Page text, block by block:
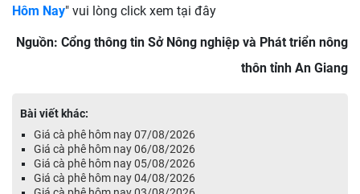
Hôm Nay" vui lòng click xem tại đây
Nguồn: Cổng thông tin Sở Nông nghiệp và Phát triển nông
thôn tỉnh An Giang
Bài viết khác:
Giá cà phê hôm nay 07/08/2026
Giá cà phê hôm nay 06/08/2026
Giá cà phê hôm nay 05/08/2026
Giá cà phê hôm nay 04/08/2026